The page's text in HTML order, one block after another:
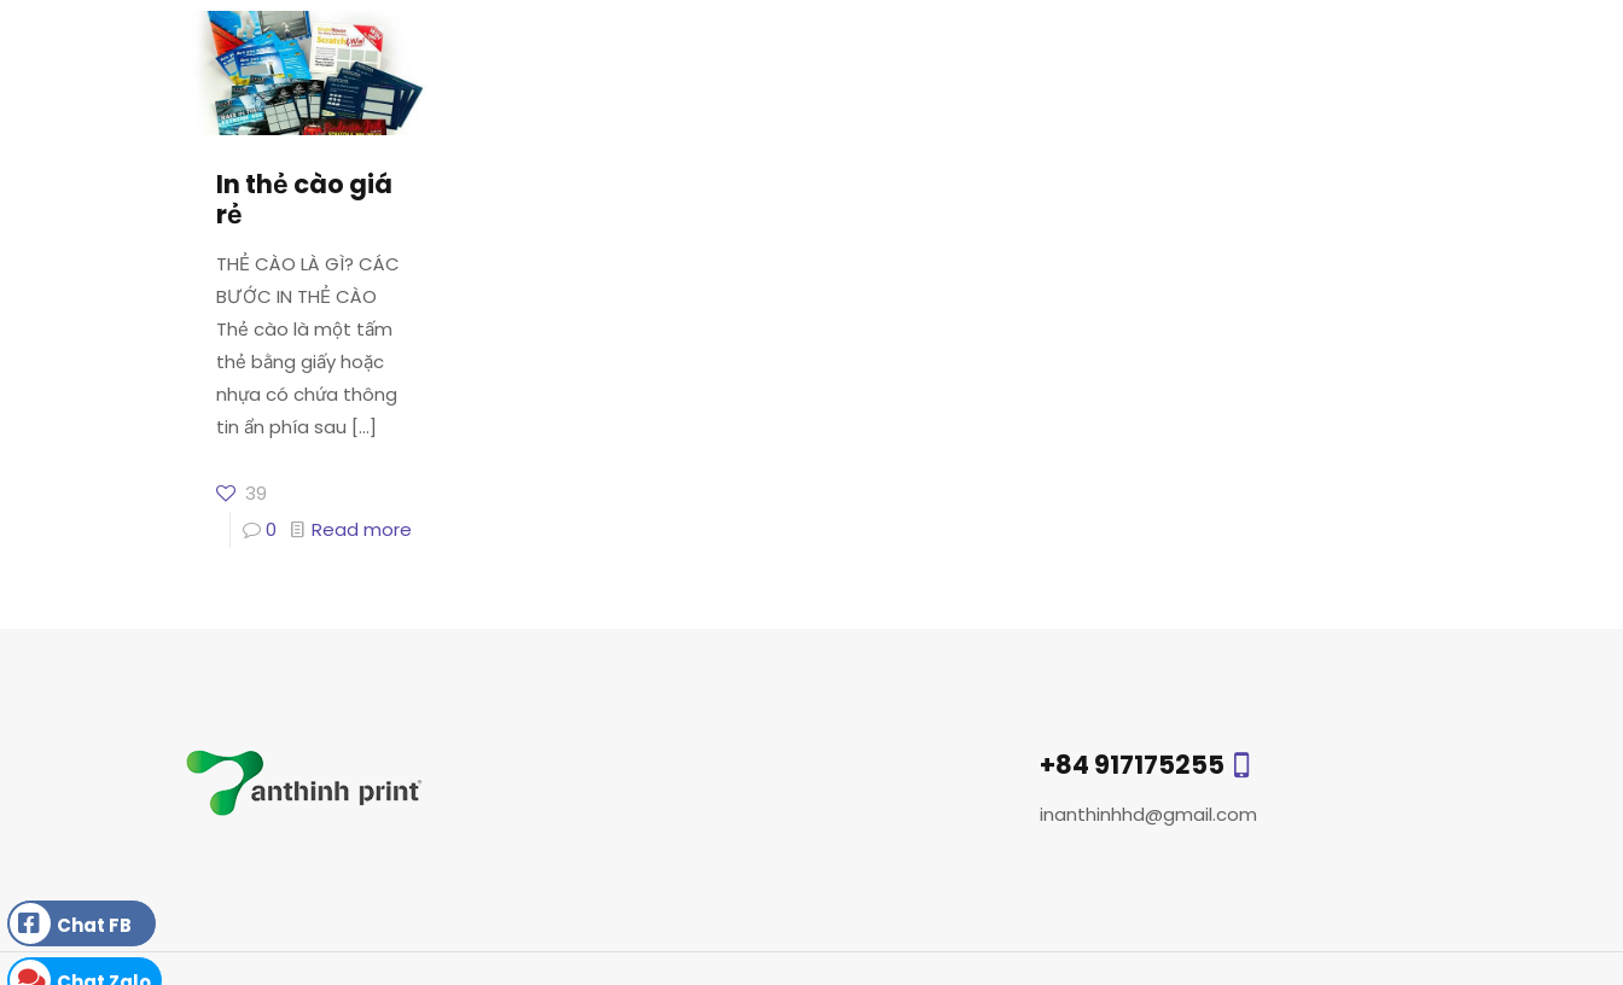
In thẻ cào giá
rẻ
THẺ CÀO LÀ GÌ? CÁC
BƯỚC IN THẺ CÀO
Thẻ cào là một tấm
thẻ bằng giấy hoặc
nhựa có chứa thông
tin ẩn phía sau […]
39
0
Read more
+84 917175255
inanthinhhd@gmail.com
Chat FB